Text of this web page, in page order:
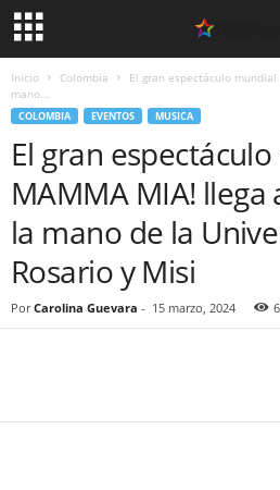
Inicio Colombia
El gran espectáculo
mano...
COLOMBIA EVENTOS MUSICA
El gran
MAMMA MIA! llega
la mano de la
Rosario y Misi
Por Carolina Guevara - 15 marzo, 2024